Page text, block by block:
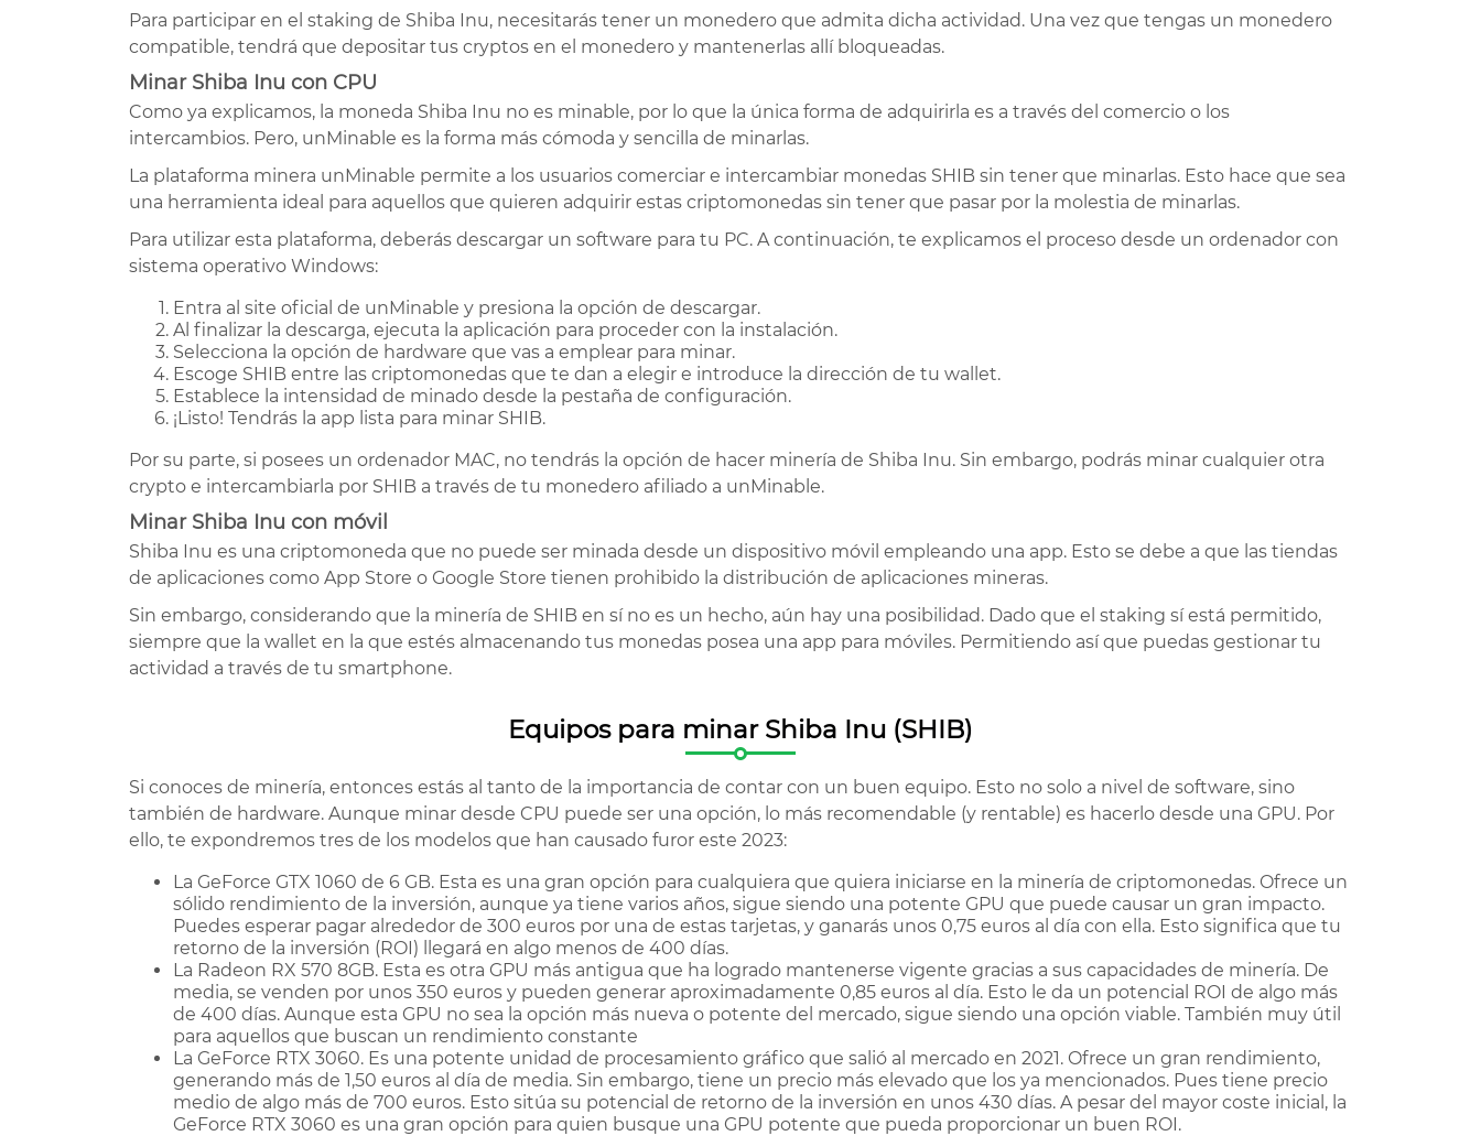
Para participar en el staking de Shiba Inu, necesitarás tener un monedero que admita dicha actividad. Una vez que tengas un monedero
compatible, tendrá que depositar tus cryptos en el monedero y mantenerlas allí bloqueadas.
Minar Shiba Inu con CPU
Como ya explicamos, la moneda Shiba Inu no es minable, por lo que la única forma de adquirirla es a través del comercio o los
intercambios. Pero, unMinable es la forma más cómoda y sencilla de minarlas.
La plataforma minera unMinable permite a los usuarios comerciar e intercambiar monedas SHIB sin tener que minarlas. Esto hace que sea
una herramienta ideal para aquellos que quieren adquirir estas criptomonedas sin tener que pasar por la molestia de minarlas.
Para utilizar esta plataforma, deberás descargar un software para tu PC. A continuación, te explicamos el proceso desde un ordenador con
sistema operativo Windows:
Entra al site oficial de unMinable y presiona la opción de descargar.
Al finalizar la descarga, ejecuta la aplicación para proceder con la instalación.
Selecciona la opción de hardware que vas a emplear para minar.
Escoge SHIB entre las criptomonedas que te dan a elegir e introduce la dirección de tu wallet.
Establece la intensidad de minado desde la pestaña de configuración.
¡Listo! Tendrás la app lista para minar SHIB.
Por su parte, si posees un ordenador MAC, no tendrás la opción de hacer minería de Shiba Inu. Sin embargo, podrás minar cualquier otra
crypto e intercambiarla por SHIB a través de tu monedero afiliado a unMinable.
Minar Shiba Inu con móvil
Shiba Inu es una criptomoneda que no puede ser minada desde un dispositivo móvil empleando una app. Esto se debe a que las tiendas
de aplicaciones como App Store o Google Store tienen prohibido la distribución de aplicaciones mineras.
Sin embargo, considerando que la minería de SHIB en sí no es un hecho, aún hay una posibilidad. Dado que el staking sí está permitido,
siempre que la wallet en la que estés almacenando tus monedas posea una app para móviles. Permitiendo así que puedas gestionar tu
actividad a través de tu smartphone.
Equipos para minar Shiba Inu (SHIB)
Si conoces de minería, entonces estás al tanto de la importancia de contar con un buen equipo. Esto no solo a nivel de software, sino
también de hardware. Aunque minar desde CPU puede ser una opción, lo más recomendable (y rentable) es hacerlo desde una GPU. Por
ello, te expondremos tres de los modelos que han causado furor este 2023:
La GeForce GTX 1060 de 6 GB. Esta es una gran opción para cualquiera que quiera iniciarse en la minería de criptomonedas. Ofrece un
sólido rendimiento de la inversión, aunque ya tiene varios años, sigue siendo una potente GPU que puede causar un gran impacto.
Puedes esperar pagar alrededor de 300 euros por una de estas tarjetas, y ganarás unos 0,75 euros al día con ella. Esto significa que tu
retorno de la inversión (ROI) llegará en algo menos de 400 días.
La Radeon RX 570 8GB. Esta es otra GPU más antigua que ha logrado mantenerse vigente gracias a sus capacidades de minería. De
media, se venden por unos 350 euros y pueden generar aproximadamente 0,85 euros al día. Esto le da un potencial ROI de algo más
de 400 días. Aunque esta GPU no sea la opción más nueva o potente del mercado, sigue siendo una opción viable. También muy útil
para aquellos que buscan un rendimiento constante
La GeForce RTX 3060. Es una potente unidad de procesamiento gráfico que salió al mercado en 2021. Ofrece un gran rendimiento,
generando más de 1,50 euros al día de media. Sin embargo, tiene un precio más elevado que los ya mencionados. Pues tiene precio
medio de algo más de 700 euros. Esto sitúa su potencial de retorno de la inversión en unos 430 días. A pesar del mayor coste inicial, la
GeForce RTX 3060 es una gran opción para quien busque una GPU potente que pueda proporcionar un buen ROI.